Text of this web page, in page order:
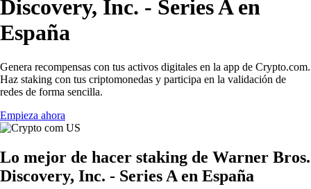
Discovery, Inc. - Series A en
España
Genera recompensas con tus activos digitales en la app de Crypto.com.
Haz staking con tus criptomonedas y participa en la validación de
redes de forma sencilla.
Empieza ahora
Lo mejor de hacer staking de Warner Bros.
Discovery, Inc. - Series A en España